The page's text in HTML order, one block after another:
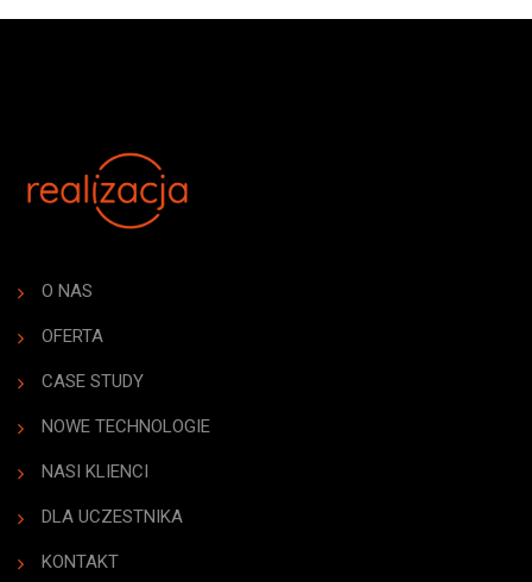
O NAS
OFERTA
CASE STUDY
NOWE TECHNOLOGIE
NASI KLIENCI
DLA UCZESTNIKA
KONTAKT